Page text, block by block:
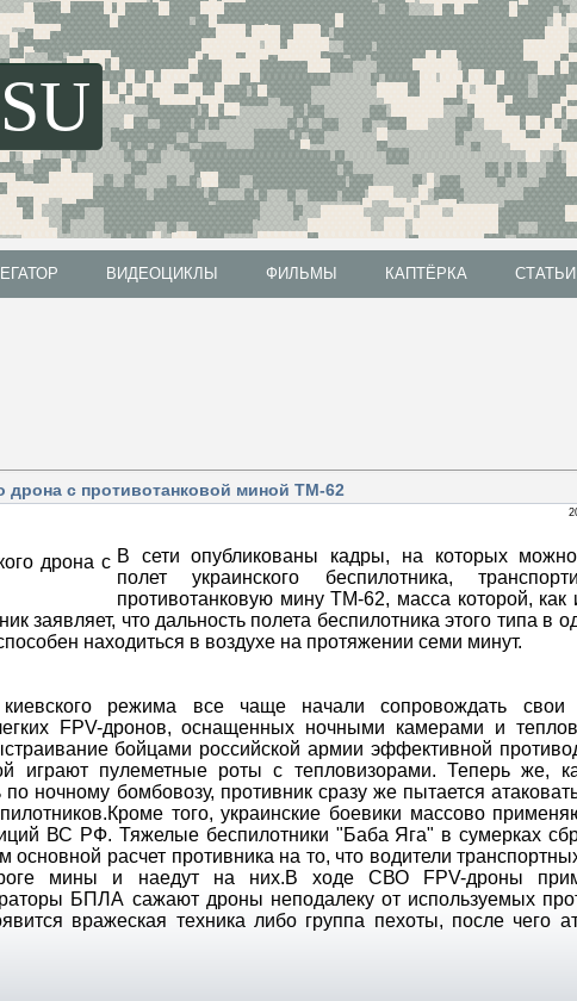
ВИДЕОЦИКЛЫ ФИЛЬМЫ КАПТЁРКА СТАТЬИ
дрона с противотанковой миной ТМ-62
В сети опубликованы кадры, на которых
полет украинского беспилотника,
противотанковую мину ТМ-62, масса которой, как
заявляет, что дальность полета беспилотника этого типа в
находиться в воздухе на протяжении семи минут.
режима все чаще начали сопровождать свои
FPV-дронов, оснащенных ночными камерами и
бойцами российской армии эффективной
играют пулеметные роты с тепловизорами. Теперь же,
ночному бомбовозу, противник сразу же пытается
того, украинские боевики массово
ВС РФ. Тяжелые беспилотники "Баба Яга" в сумерках
расчет противника на то, что водители
мины и наедут на них.В ходе СВО FPV-дроны
БПЛА сажают дроны неподалеку от используемых
вражеская техника либо группа пехоты, после чего